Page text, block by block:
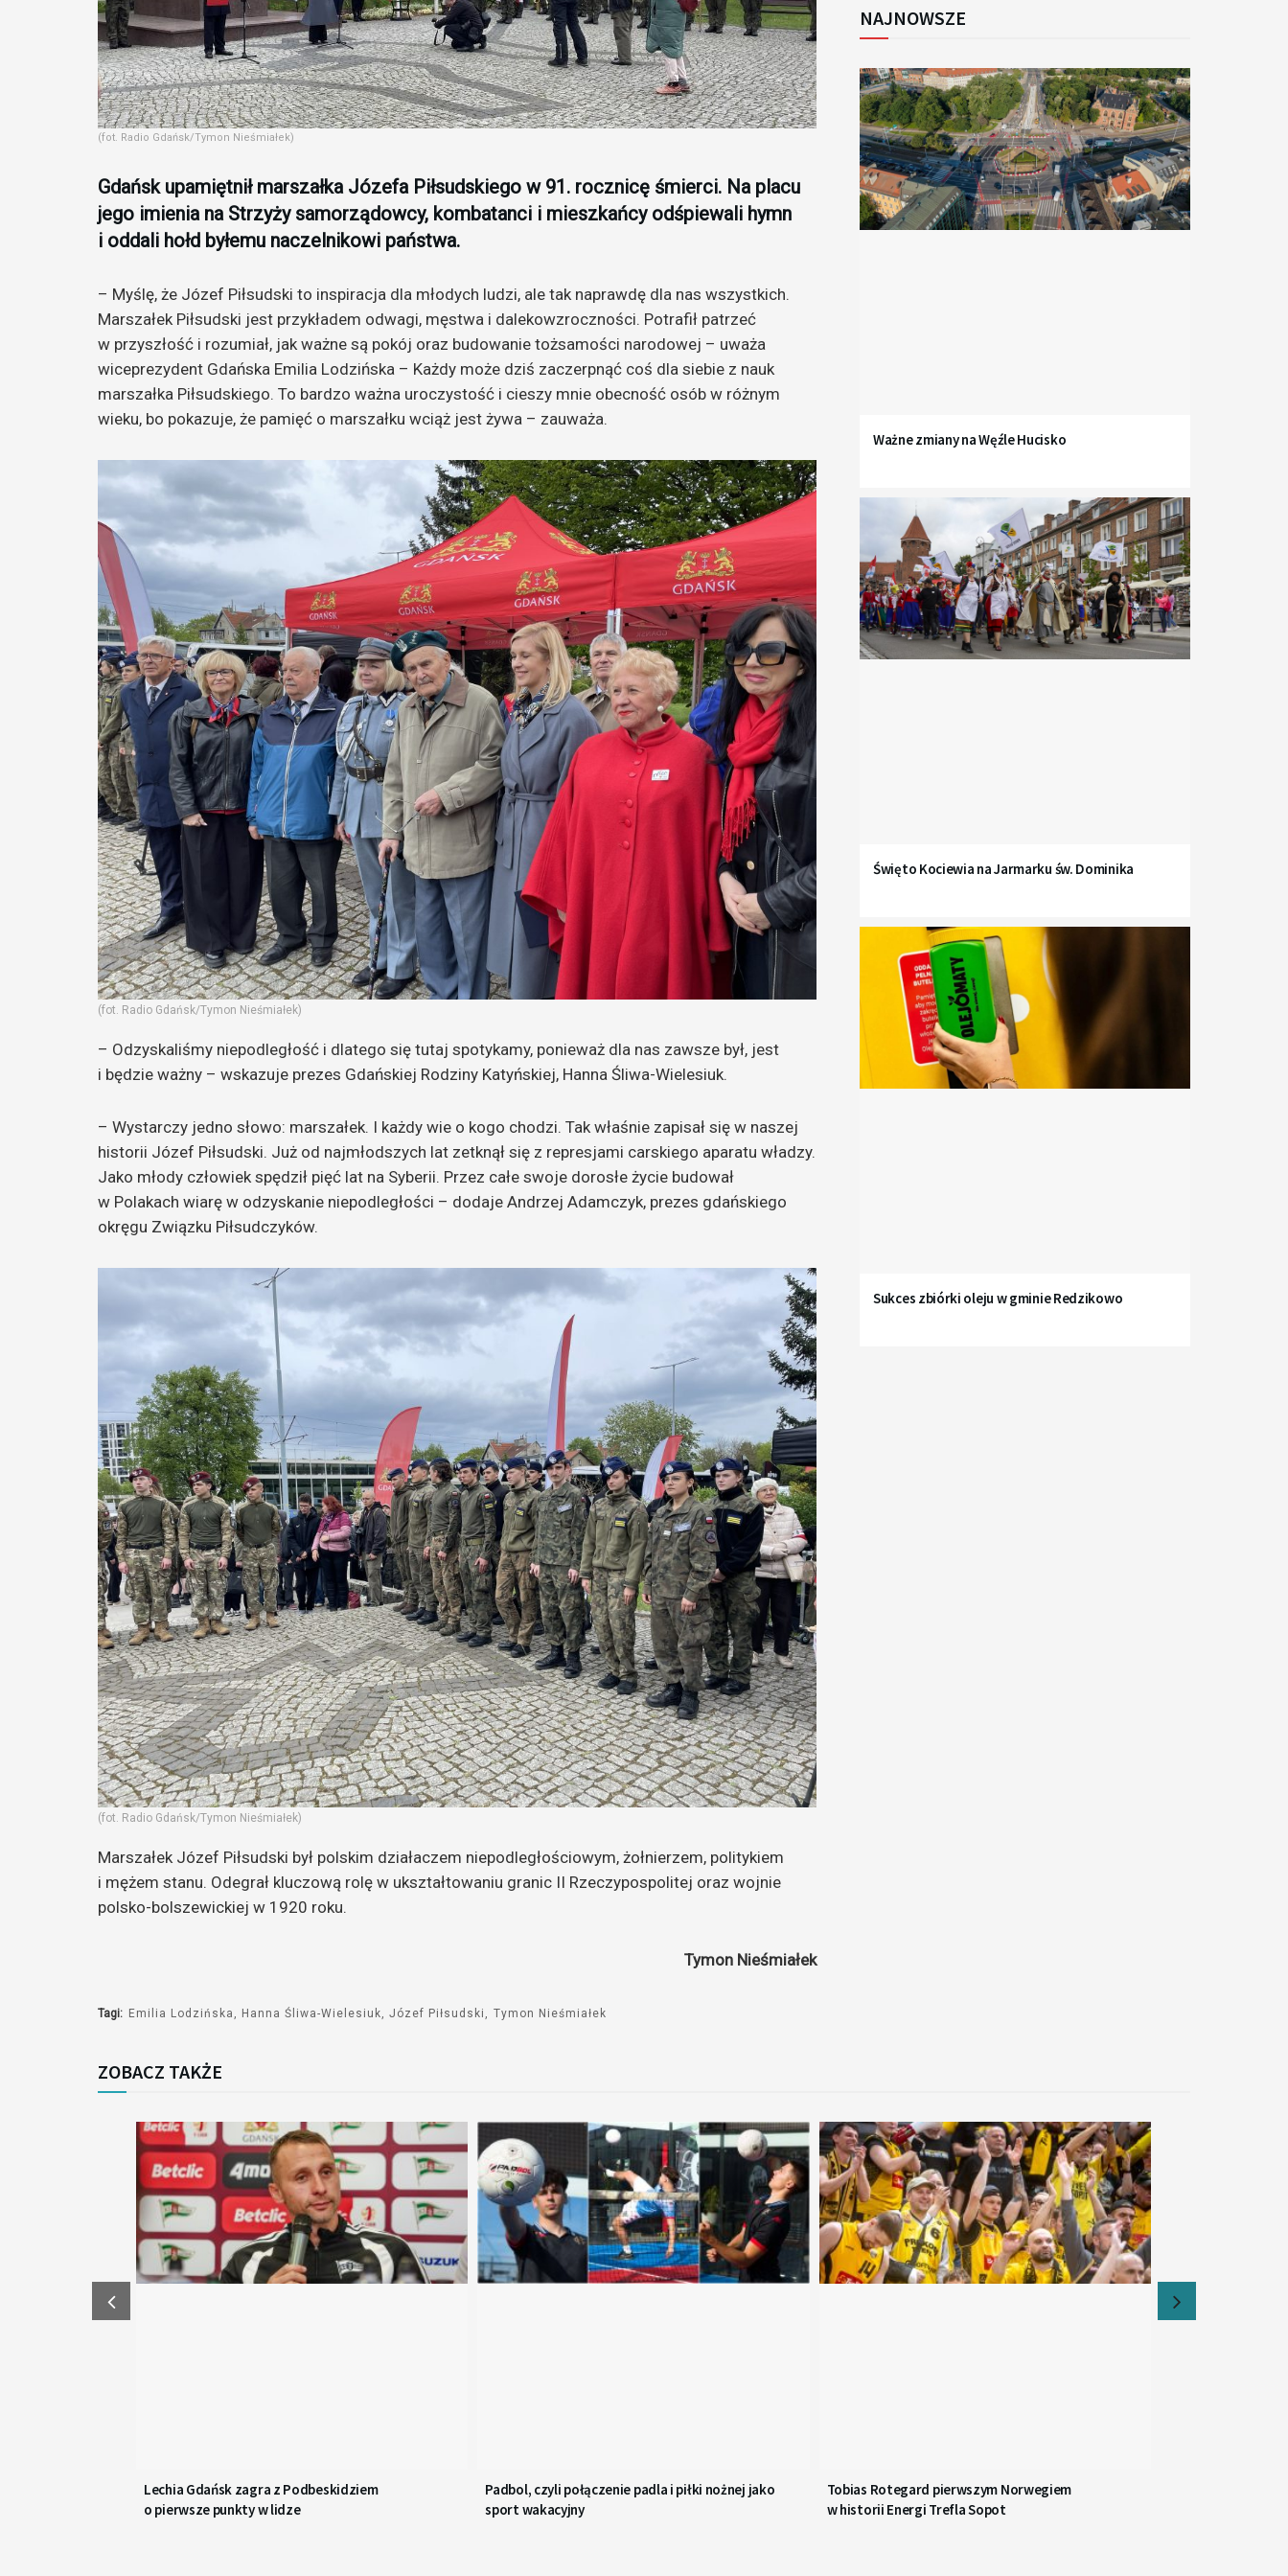
(fot. Radio Gdańsk/Tymon Nieśmiałek)
Gdańsk upamiętnił marszałka Józefa Piłsudskiego w 91. rocznicę śmierci. Na placu
jego imienia na Strzyży samorządowcy, kombatanci i mieszkańcy odśpiewali hymn
i oddali hołd byłemu naczelnikowi państwa.
– Myślę, że Józef Piłsudski to inspiracja dla młodych ludzi, ale tak naprawdę dla nas wszystkich.
Marszałek Piłsudski jest przykładem odwagi, męstwa i dalekowzroczności. Potrafił patrzeć
w przyszłość i rozumiał, jak ważne są pokój oraz budowanie tożsamości narodowej – uważa
wiceprezydent Gdańska Emilia Lodzińska – Każdy może dziś zaczerpnąć coś dla siebie z nauk
marszałka Piłsudskiego. To bardzo ważna uroczystość i cieszy mnie obecność osób w różnym
wieku, bo pokazuje, że pamięć o marszałku wciąż jest żywa – zauważa.
(fot. Radio Gdańsk/Tymon Nieśmiałek)
– Odzyskaliśmy niepodległość i dlatego się tutaj spotykamy, ponieważ dla nas zawsze był, jest
i będzie ważny – wskazuje prezes Gdańskiej Rodziny Katyńskiej, Hanna Śliwa-Wielesiuk.
– Wystarczy jedno słowo: marszałek. I każdy wie o kogo chodzi. Tak właśnie zapisał się w naszej
historii Józef Piłsudski. Już od najmłodszych lat zetknął się z represjami carskiego aparatu władzy.
Jako młody człowiek spędził pięć lat na Syberii. Przez całe swoje dorosłe życie budował
w Polakach wiarę w odzyskanie niepodległości – dodaje Andrzej Adamczyk, prezes gdańskiego
okręgu Związku Piłsudczyków.
(fot. Radio Gdańsk/Tymon Nieśmiałek)
Marszałek Józef Piłsudski był polskim działaczem niepodległościowym, żołnierzem, politykiem
i mężem stanu. Odegrał kluczową rolę w ukształtowaniu granic II Rzeczypospolitej oraz wojnie
polsko-bolszewickiej w 1920 roku.
Tymon Nieśmiałek
Tagi: Emilia Lodzińska Hanna Śliwa-Wielesiuk Józef Piłsudski Tymon Nieśmiałek
NAJNOWSZE
Ważne zmiany na Węźle Hucisko
Święto Kociewia na Jarmarku św. Dominika
Sukces zbiórki oleju w gminie Redzikowo
ZOBACZ TAKŻE
Lechia Gdańsk zagra z Podbeskidziem
o pierwsze punkty w lidze
Padbol, czyli połączenie padla i piłki nożnej jako
sport wakacyjny
Tobias Rotegard pierwszym Norwegiem
w historii Energi Trefla Sopot